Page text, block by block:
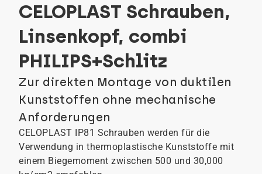
CELOPLAST Schrauben,
Linsenkopf, combi
PHILIPS+Schlitz
Zur direkten Montage von duktilen
Kunststoffen ohne mechanische
Anforderungen
CELOPLAST IP81 Schrauben werden für die
Verwendung in thermoplastische Kunststoffe mit
einem Biegemoment zwischen 500 und 30,000